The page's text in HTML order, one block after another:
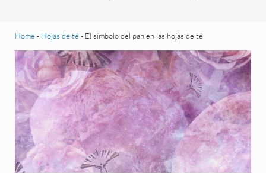
Home - Hojas de té - El símbolo del pan en las hojas de té